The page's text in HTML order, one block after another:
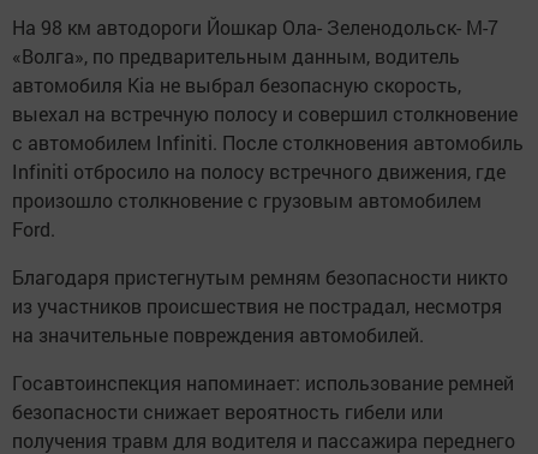
На 98 км автодороги Йошкар Ола- Зеленодольск- М-7
«Волга», по предварительным данным, водитель
автомобиля Kia не выбрал безопасную скорость,
выехал на встречную полосу и совершил столкновение
с автомобилем Infiniti. После столкновения автомобиль
Infiniti отбросило на полосу встречного движения, где
произошло столкновение с грузовым автомобилем
Ford.
Благодаря пристегнутым ремням безопасности никто
из участников происшествия не пострадал, несмотря
на значительные повреждения автомобилей.
Госавтоинспекция напоминает: использование ремней
безопасности снижает вероятность гибели или
получения травм для водителя и пассажира переднего